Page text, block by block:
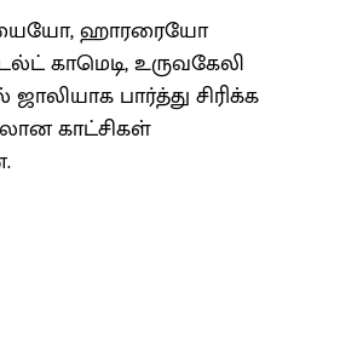
ஹாரரையோ
காமெடி, உருவகேலி
பார்த்து சிரிக்க
காட்சிகள்